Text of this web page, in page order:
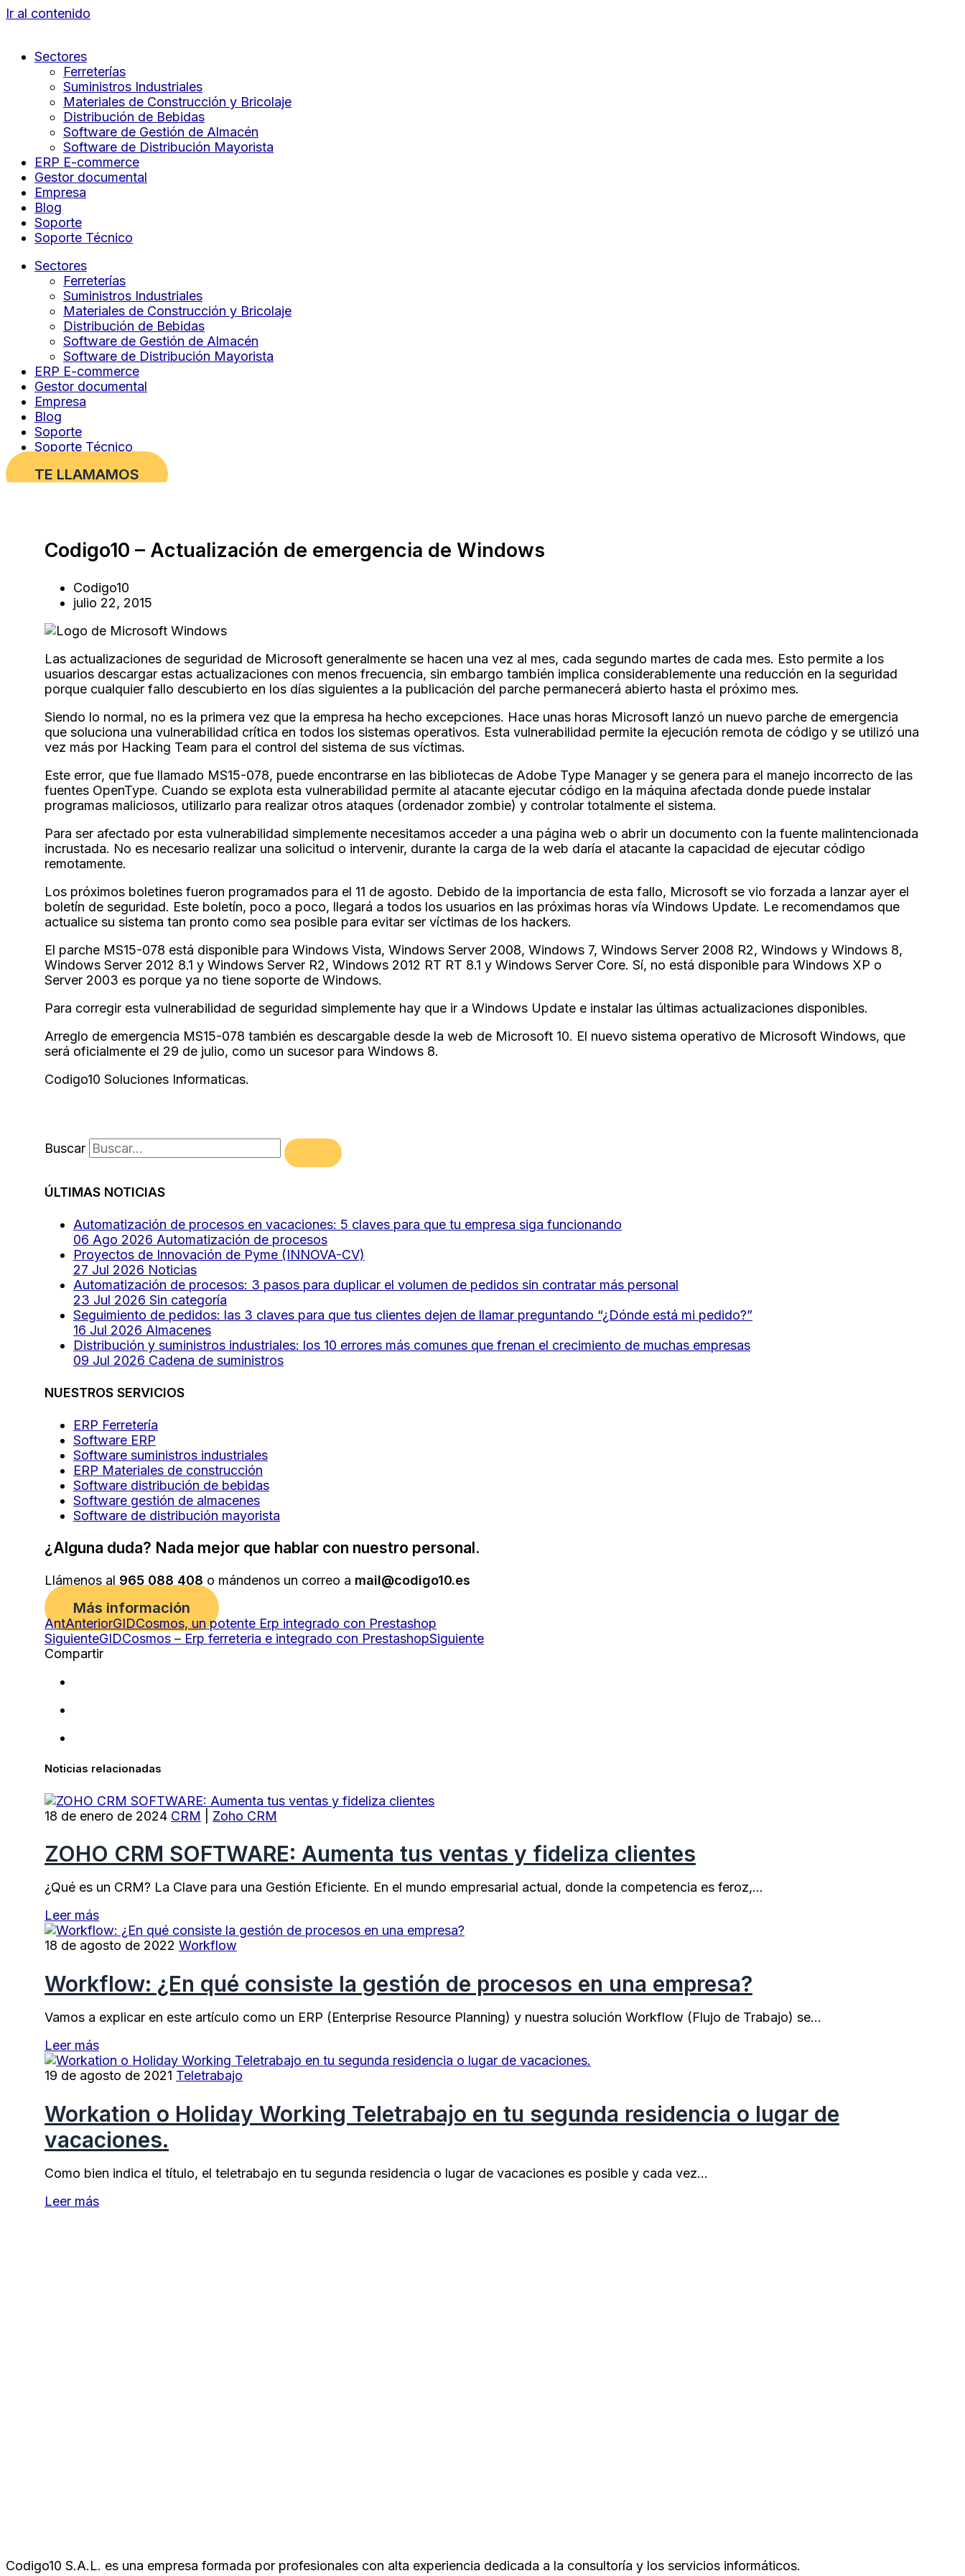
Ir al contenido
Sectores
Ferreterías
Suministros Industriales
Materiales de Construcción y Bricolaje
Distribución de Bebidas
Software de Gestión de Almacén
Software de Distribución Mayorista
ERP E-commerce
Gestor documental
Empresa
Blog
Soporte
Soporte Técnico
Sectores
Ferreterías
Suministros Industriales
Materiales de Construcción y Bricolaje
Distribución de Bebidas
Software de Gestión de Almacén
Software de Distribución Mayorista
ERP E-commerce
Gestor documental
Empresa
Blog
Soporte
Soporte Técnico
TE LLAMAMOS
Codigo10 – Actualización de emergencia de Windows
Codigo10
julio 22, 2015
Las actualizaciones de seguridad de Microsoft generalmente se hacen una vez al mes, cada segundo martes de cada mes. Esto permite a los
usuarios descargar estas actualizaciones con menos frecuencia, sin embargo también implica considerablemente una reducción en la seguridad
porque cualquier fallo descubierto en los días siguientes a la publicación del parche permanecerá abierto hasta el próximo mes.
Siendo lo normal, no es la primera vez que la empresa ha hecho excepciones. Hace unas horas Microsoft lanzó un nuevo parche de emergencia
que soluciona una vulnerabilidad crítica en todos los sistemas operativos. Esta vulnerabilidad permite la ejecución remota de código y se utilizó una
vez más por Hacking Team para el control del sistema de sus víctimas.
Este error, que fue llamado MS15-078, puede encontrarse en las bibliotecas de Adobe Type Manager y se genera para el manejo incorrecto de las
fuentes OpenType. Cuando se explota esta vulnerabilidad permite al atacante ejecutar código en la máquina afectada donde puede instalar
programas maliciosos, utilizarlo para realizar otros ataques (ordenador zombie) y controlar totalmente el sistema.
Para ser afectado por esta vulnerabilidad simplemente necesitamos acceder a una página web o abrir un documento con la fuente malintencionada
incrustada. No es necesario realizar una solicitud o intervenir, durante la carga de la web daría el atacante la capacidad de ejecutar código
remotamente.
Los próximos boletines fueron programados para el 11 de agosto. Debido de la importancia de esta fallo, Microsoft se vio forzada a lanzar ayer el
boletín de seguridad. Este boletín, poco a poco, llegará a todos los usuarios en las próximas horas vía Windows Update. Le recomendamos que
actualice su sistema tan pronto como sea posible para evitar ser víctimas de los hackers.
El parche MS15-078 está disponible para Windows Vista, Windows Server 2008, Windows 7, Windows Server 2008 R2, Windows y Windows 8,
Windows Server 2012 8.1 y Windows Server R2, Windows 2012 RT RT 8.1 y Windows Server Core. Sí, no está disponible para Windows XP o
Server 2003 es porque ya no tiene soporte de Windows.
Para corregir esta vulnerabilidad de seguridad simplemente hay que ir a Windows Update e instalar las últimas actualizaciones disponibles.
Arreglo de emergencia MS15-078 también es descargable desde la web de Microsoft 10. El nuevo sistema operativo de Microsoft Windows, que
será oficialmente el 29 de julio, como un sucesor para Windows 8.
Codigo10 Soluciones Informaticas.
Buscar
ÚLTIMAS NOTICIAS
Automatización de procesos en vacaciones: 5 claves para que tu empresa siga funcionando
06 Ago 2026 Automatización de procesos
Proyectos de Innovación de Pyme (INNOVA-CV)
27 Jul 2026 Noticias
Automatización de procesos: 3 pasos para duplicar el volumen de pedidos sin contratar más personal
23 Jul 2026 Sin categoría
Seguimiento de pedidos: las 3 claves para que tus clientes dejen de llamar preguntando “¿Dónde está mi pedido?”
16 Jul 2026 Almacenes
Distribución y suministros industriales: los 10 errores más comunes que frenan el crecimiento de muchas empresas
09 Jul 2026 Cadena de suministros
NUESTROS SERVICIOS
ERP Ferretería
Software ERP
Software suministros industriales
ERP Materiales de construcción
Software distribución de bebidas
Software gestión de almacenes
Software de distribución mayorista
¿Alguna duda? Nada mejor que hablar con nuestro personal.
Llámenos al 965 088 408 o mándenos un correo a mail@codigo10.es
Más información
AntAnteriorGIDCosmos, un potente Erp integrado con Prestashop
SiguienteGIDCosmos – Erp ferreteria e integrado con PrestashopSiguiente
Compartir
Noticias relacionadas
18 de enero de 2024 CRM Zoho CRM
ZOHO CRM SOFTWARE: Aumenta tus ventas y fideliza clientes
¿Qué es un CRM? La Clave para una Gestión Eficiente. En el mundo empresarial actual, donde la competencia es feroz,…
Leer más
18 de agosto de 2022 Workflow
Workflow: ¿En qué consiste la gestión de procesos en una empresa?
Vamos a explicar en este artículo como un ERP (Enterprise Resource Planning) y nuestra solución Workflow (Flujo de Trabajo) se…
Leer más
19 de agosto de 2021 Teletrabajo
Workation o Holiday Working Teletrabajo en tu segunda residencia o lugar de
vacaciones.
Como bien indica el título, el teletrabajo en tu segunda residencia o lugar de vacaciones es posible y cada vez…
Leer más
Codigo10 S.A.L. es una empresa formada por profesionales con alta experiencia dedicada a la consultoría y los servicios informáticos.